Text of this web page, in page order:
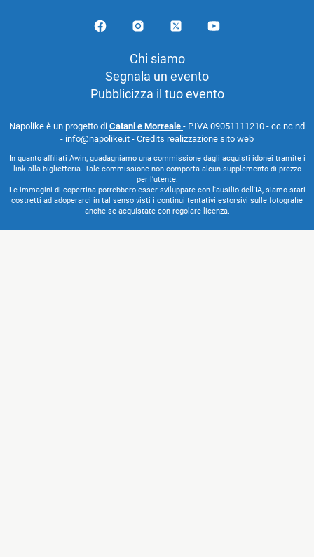
Chi siamo
Segnala un evento
Pubblicizza il tuo evento
Napolike è un progetto di Catani e Morreale - P.IVA 09051111210 - cc nc nd
- info@napolike.it - Credits realizzazione sito web
In quanto affiliati Awin, guadagniamo una commissione dagli acquisti idonei tramite i
link alla biglietteria. Tale commissione non comporta alcun supplemento di prezzo
per l’utente.
Le immagini di copertina potrebbero esser sviluppate con l'ausilio dell'IA, siamo stati
costretti ad adoperarci in tal senso visti i continui tentativi estorsivi sulle fotografie
anche se acquistate con regolare licenza.